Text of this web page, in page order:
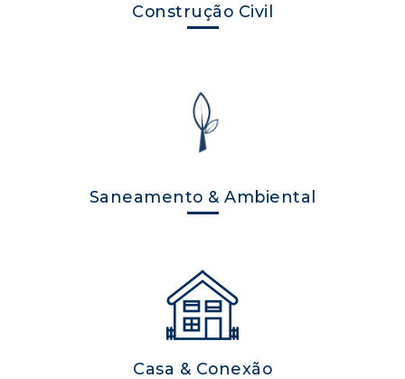
Construção Civil
Saneamento & Ambiental
Casa & Conexão